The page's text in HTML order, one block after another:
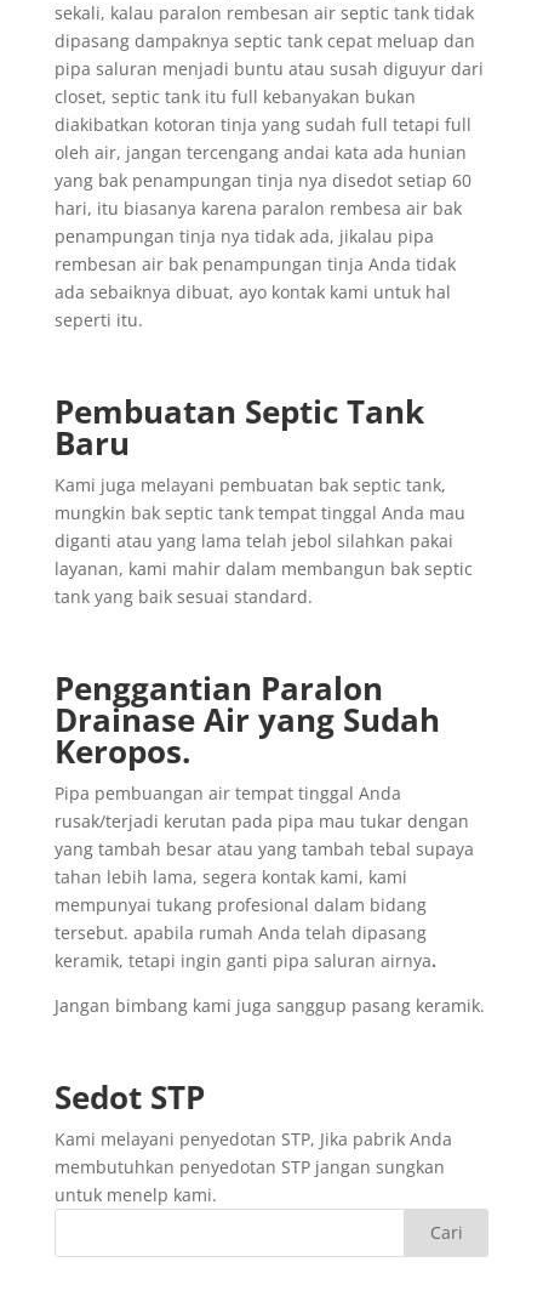
sekali, kalau paralon rembesan air septic tank tidak
dipasang dampaknya septic tank cepat meluap dan
pipa saluran menjadi buntu atau susah diguyur dari
closet, septic tank itu full kebanyakan bukan
diakibatkan kotoran tinja yang sudah full tetapi full
oleh air, jangan tercengang andai kata ada hunian
yang bak penampungan tinja nya disedot setiap 60
hari, itu biasanya karena paralon rembesa air bak
penampungan tinja nya tidak ada, jikalau pipa
rembesan air bak penampungan tinja Anda tidak
ada sebaiknya dibuat, ayo kontak kami untuk hal
seperti itu.
Pembuatan Septic Tank
Baru
Kami juga melayani pembuatan bak septic tank,
mungkin bak septic tank tempat tinggal Anda mau
diganti atau yang lama telah jebol silahkan pakai
layanan, kami mahir dalam membangun bak septic
tank yang baik sesuai standard.
Penggantian Paralon
DrainaseAir yang Sudah
Keropos.
Pipa pembuangan air tempat tinggal Anda
rusak/terjadi kerutan pada pipa mau tukar dengan
yang tambah besar atau yang tambah tebal supaya
tahan lebih lama, segera kontak kami, kami
mempunyai tukang profesional dalam bidang
tersebut. apabila rumah Anda telah dipasang
keramik, tetapi ingin ganti pipa saluran airnya.
Jangan bimbang kami juga sanggup pasang keramik.
Sedot STP
Kami melayani penyedotan STP, Jika pabrik Anda
membutuhkan penyedotan STP jangan sungkan
untuk menelp kami.